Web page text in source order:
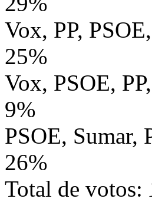
Vox, PP,
25%
Vox, PSOE,
9%
PSOE, Sumar,
26%
Total de votos: